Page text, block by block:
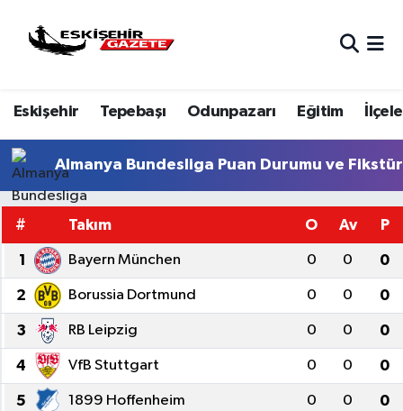
Eskişehir Tepebaşı Odunpazarı Eğitim
Almanya Bundesliga Puan Durumu ve Fikstür
# Takım O Av P
1 Bayern München 0 0 0
2 Borussia Dortmund 0 0 0
3 RB Leipzig 0 0 0
4 VfB Stuttgart 0 0 0
5 1899 Hoffenheim 0 0 0
Hava Durumu
Eskişehir Namaz Vakitleri
Trafik Durumu
Süper Lig Puan Durumu ve Fikstür
Tüm Manşetler
Son Dakika Haberleri
Haber Arşivi